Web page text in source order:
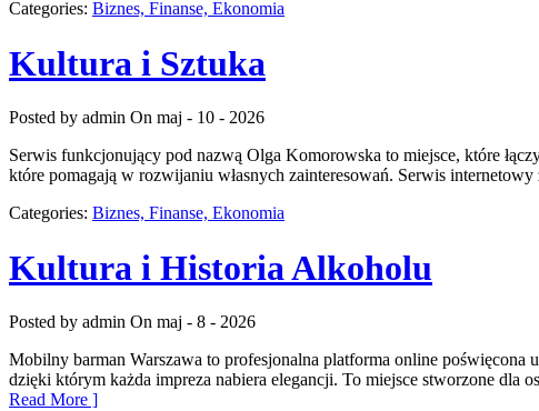
Categories: Biznes, Finanse, Ekonomia
Kultura i Sztuka
Posted by admin On maj - 10 - 2026
Serwis funkcjonujący pod nazwą Olga Komorowska to miejsce, które
które pomagają w rozwijaniu własnych zainteresowań. Serwis
Categories: Biznes, Finanse, Ekonomia
Kultura i Historia Alkoholu
Posted by admin On maj - 8 - 2026
Mobilny barman Warszawa to profesjonalna platforma online poświęcona
dzięki którym każda impreza nabiera elegancji. To miejsce stworzone
Read More ]